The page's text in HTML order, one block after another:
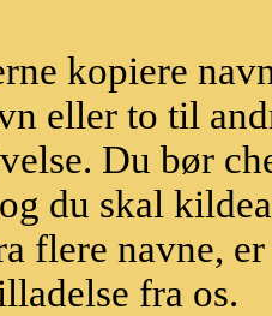
kopiere
eller to til
Du bør
du skal
flere navne,
fra os.